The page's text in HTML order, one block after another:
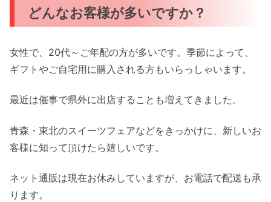
どんなお客様が多いですか？
女性で、20代～ご年配の方が多いです。季節によって、
ギフトやご自宅用に購入される方もいらっしゃいます。
最近は催事で県外に出店することも増えてきました。
青森・東北のスイーツフェアなどをきっかけに、新しいお
客様に知って頂けたら嬉しいです。
ネット通販は現在お休みしていますが、お電話で配送も承
ります。